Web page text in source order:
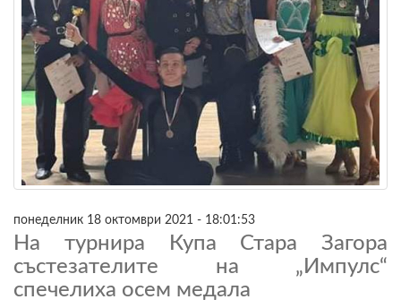
понеделник 18 октомври 2021 - 18:01:53
На турнира Купа Стара Загора
състезателите на „Импулс“
спечелиха осем медала